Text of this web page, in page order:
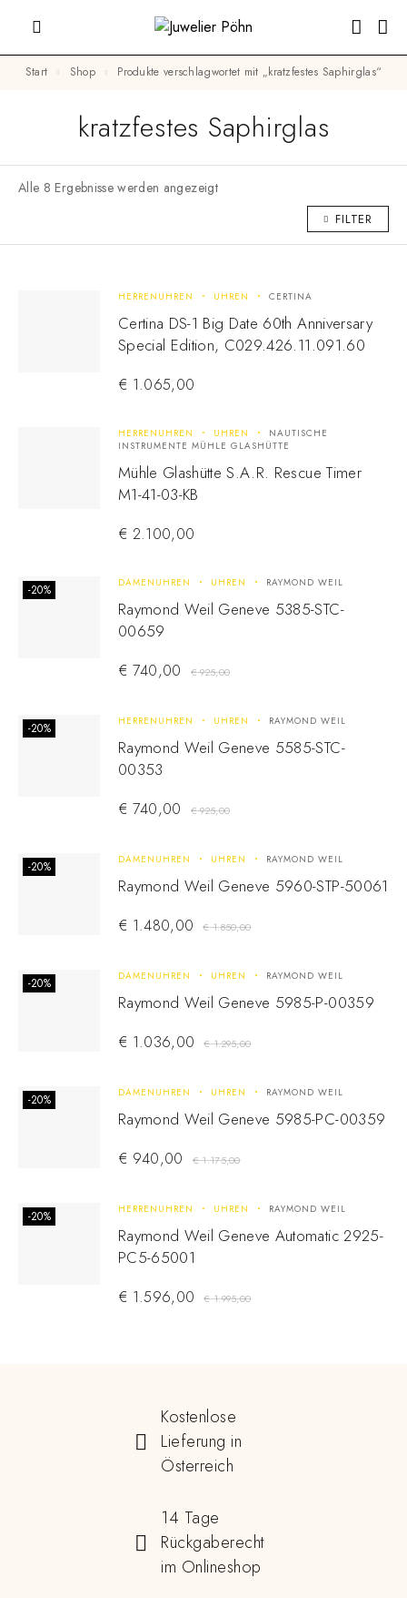
Start Shop Produkte verschlagwortet mit „kratzfestes Saphirglas“
kratzfestes Saphirglas
Alle 8 Ergebnisse werden angezeigt
FILTER
HERRENUHREN UHREN CERTINA
Certina DS-1 Big Date 60th Anniversary
Special Edition, C029.426.11.091.60
€ 1.065,00
HERRENUHREN UHREN
NAUTISCHE
INSTRUMENTE MÜHLE GLASHÜTTE
Mühle Glashütte S.A.R. Rescue Timer
M1-41-03-KB
€ 2.100,00
-20% DAMENUHREN UHREN RAYMOND WEIL
Raymond Weil Geneve 5385-STC-
00659
€925,00
€ 740,00
-20% HERRENUHREN UHREN RAYMOND WEIL
Raymond Weil Geneve 5585-STC-
00353
€925,00
€ 740,00
-20% DAMENUHREN UHREN RAYMOND WEIL
Raymond Weil Geneve 5960-STP-50061
€1.850,00
€ 1.480,00
-20% DAMENUHREN UHREN RAYMOND WEIL
Raymond Weil Geneve 5985-P-00359
€1.295,00
€ 1.036,00
-20% DAMENUHREN UHREN RAYMOND WEIL
Raymond Weil Geneve 5985-PC-00359
€1.175,00
€ 940,00
-20% HERRENUHREN UHREN RAYMOND WEIL
Raymond Weil Geneve Automatic 2925-
PC5-65001
€1.995,00
€ 1.596,00
Kostenlose
Lieferung in
Österreich
14 Tage
Rückgaberecht
im Onlineshop